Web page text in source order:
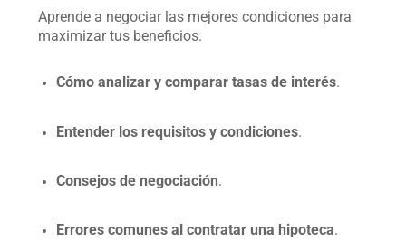
Aprende a negociar las mejores condiciones para
maximizar tus beneficios.
Cómo analizar y comparar tasas de interés.
Entender los requisitos y condiciones.
Consejos de negociación.
Errores comunes al contratar una hipoteca.